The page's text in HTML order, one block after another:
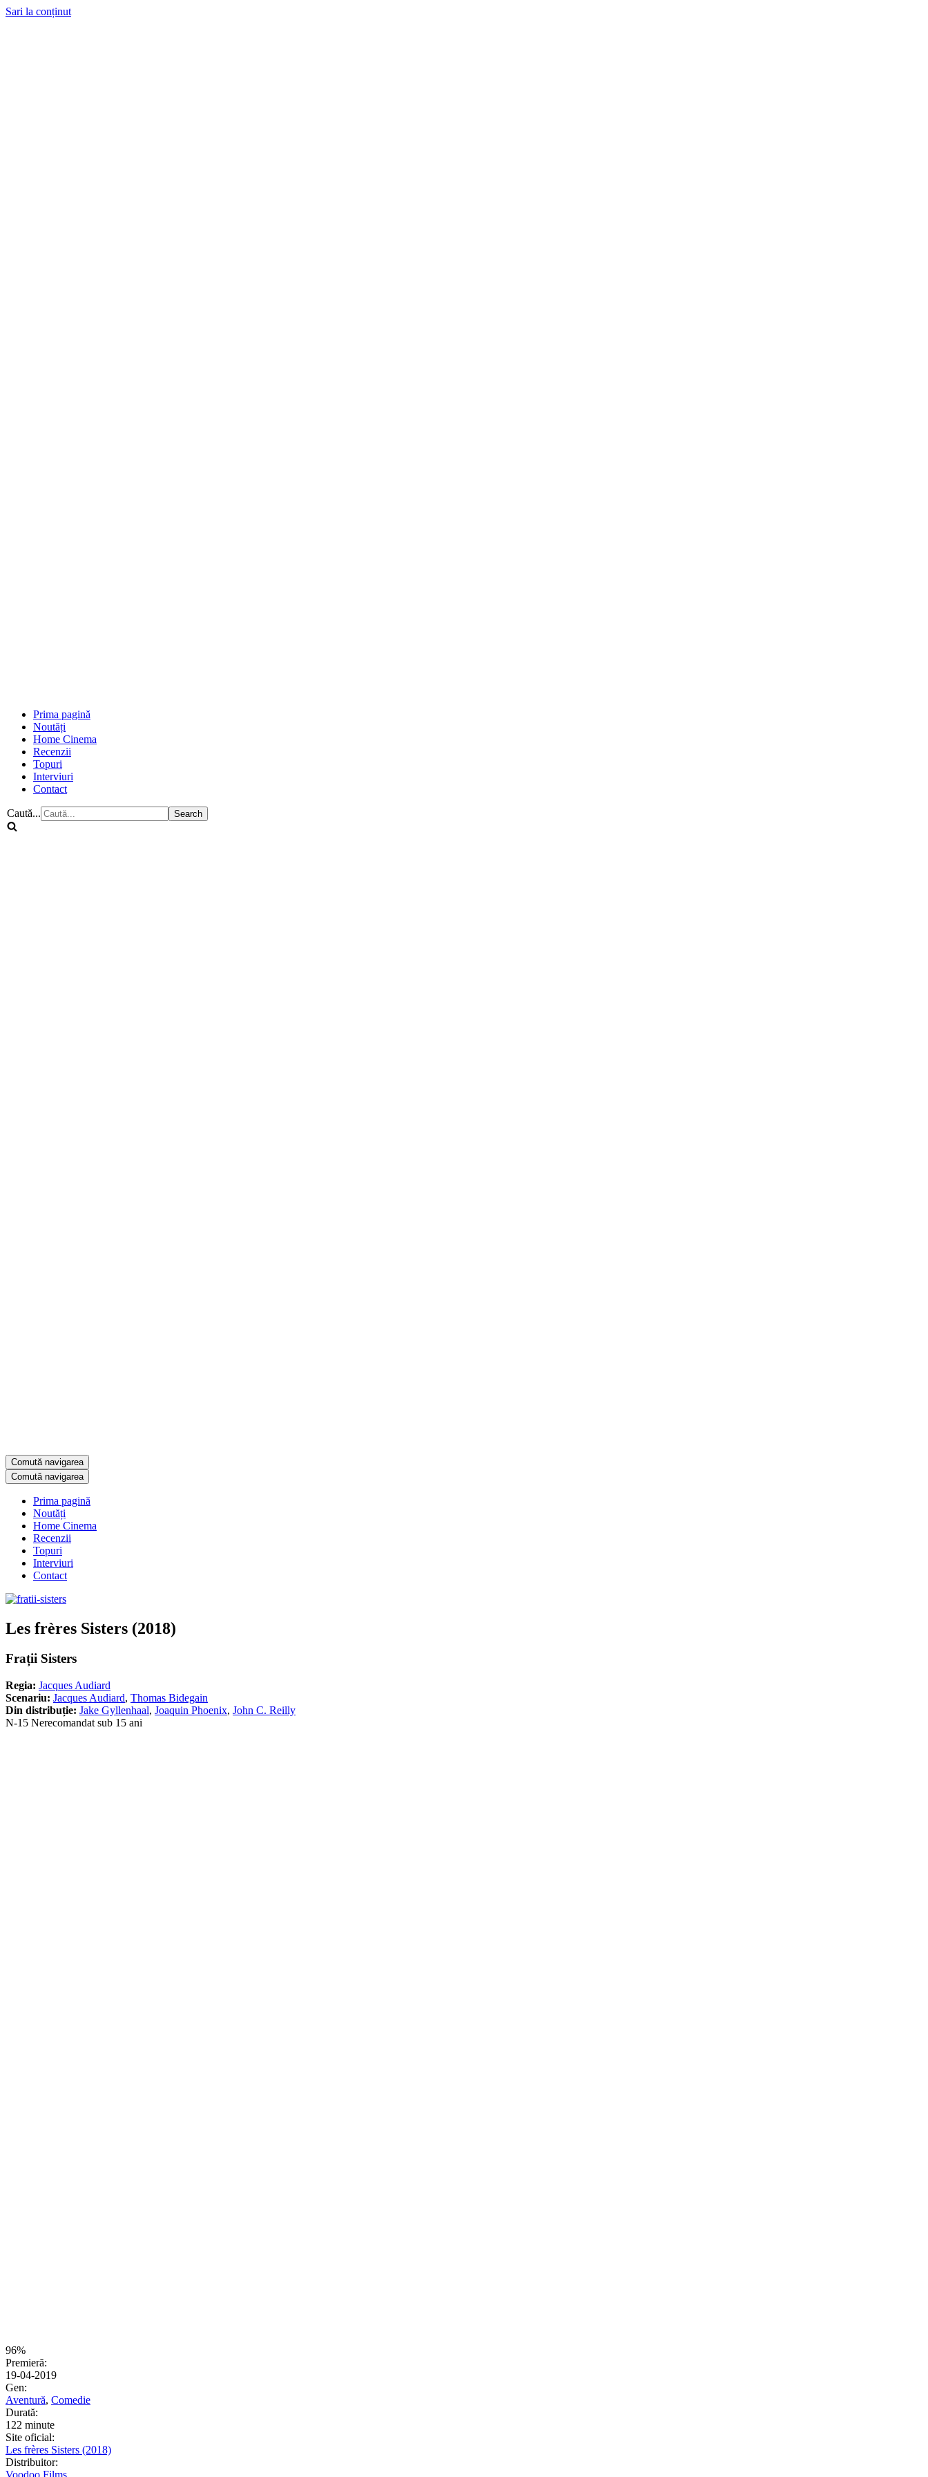
Sari la conținut
Prima pagină
Noutăți
Home Cinema
Recenzii
Topuri
Interviuri
Contact
Caută...
Comută navigarea
Comută navigarea
Prima pagină
Noutăți
Home Cinema
Recenzii
Topuri
Interviuri
Contact
Les frères Sisters (2018)
Frații Sisters
Regia: Jacques Audiard
Scenariu: Jacques Audiard, Thomas Bidegain
Din distribuție: Jake Gyllenhaal, Joaquin Phoenix, John C. Reilly
N-15 Nerecomandat sub 15 ani
96%
Premieră:
19-04-2019
Gen:
Aventură, Comedie
Durată:
122 minute
Site oficial:
Les frères Sisters (2018)
Distribuitor:
Voodoo Films